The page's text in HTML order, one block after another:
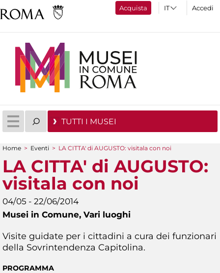
Acquista Accedi
TUTTI I MUSEI
Tu sei qui
Home > Eventi > LA CITTA' di AUGUSTO: visitala con noi
LA CITTA' di AUGUSTO:
visitala con noi
04/05 - 22/06/2014
Musei in Comune, Vari luoghi
Visite guidate per i cittadini a cura dei funzionari
della Sovrintendenza Capitolina.
PROGRAMMA